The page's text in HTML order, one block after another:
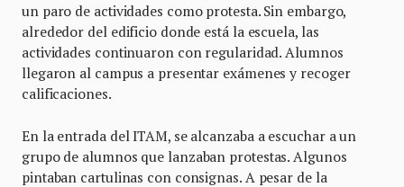
un paro de actividades como protesta. Sin embargo,
alrededor del edificio donde está la escuela, las
actividades continuaron con regularidad. Alumnos
llegaron al campus a presentar exámenes y recoger
calificaciones.
En la entrada del ITAM, se alcanzaba a escuchar a un
grupo de alumnos que lanzaban protestas. Algunos
pintaban cartulinas con consignas. A pesar de la